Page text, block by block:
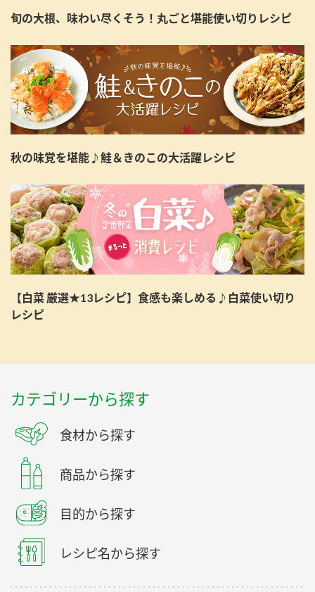
旬の大根、味わい尽くそう！丸ごと堪能使い切りレシピ
秋の味覚を堪能♪鮭＆きのこの大活躍レシピ
【白菜 厳選★13レシピ】食感も楽しめる♪白菜使い切り
レシピ
カテゴリーから探す
食材から探す
商品から探す
目的から探す
レシピ名から探す